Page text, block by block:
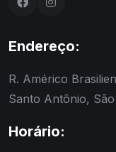
Endereço:
R. Américo
Santo Antônio,
Horário: